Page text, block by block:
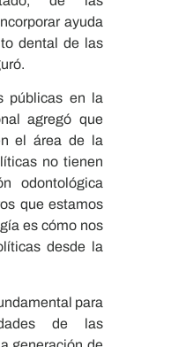
ayuda
dental de las
públicas en la
agregó que
el área de la
no tienen
odontológica
que estamos
es cómo nos
desde la
para
de las